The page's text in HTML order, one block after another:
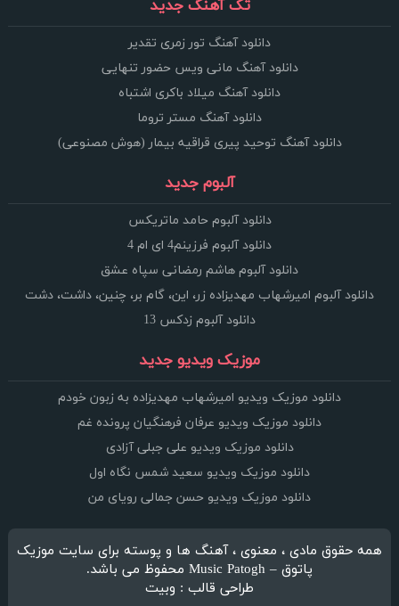
تک آهنگ جدید
دانلود آهنگ تور زمری تقدیر
دانلود آهنگ مانی ویس حضور تنهایی
دانلود آهنگ میلاد باکری اشتباه
دانلود آهنگ مستر تروما
دانلود آهنگ توحید پیری قراقیه بیمار (هوش مصنوعی)
آلبوم جدید
دانلود آلبوم حامد ماتریکس
دانلود آلبوم فرزینم4 ای ام 4
دانلود آلبوم هاشم رمضانی سپاه عشق
دانلود آلبوم امیرشهاب مهدیزاده زر، این، گام بر، چنین، داشت، دشت
دانلود آلبوم زدکس 13
موزیک ویدیو جدید
دانلود موزیک ویدیو امیرشهاب مهدیزاده به زبون خودم
دانلود موزیک ویدیو عرفان فرهنگیان پرونده غم
دانلود موزیک ویدیو علی جبلی آزادی
دانلود موزیک ویدیو سعید شمس نگاه اول
دانلود موزیک ویدیو حسن جمالی رویای من
همه حقوق مادی ، معنوی ، آهنگ ها و پوسته برای سایت موزیک
پاتوق – Music Patogh محفوظ می باشد.
طراحی قالب : وبیت